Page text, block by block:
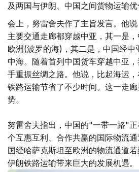
及两国与伊朗、中国之间货物运输优
会上，努雷舍夫作了主旨发言。他
主要交通走廊都穿越中亚，其一是
欧洲(波罗的海)，其二是，中国经中
中海。随着首列中国货车穿越中亚
手重振丝绸之路。他说，比起海运，
铁路运输节省了不少时间。这一走
势。
努雷舍夫指出，中国的"一带一路"
个互惠互利、合作共赢的国际物流
国经哈萨克斯坦至欧洲的物流通道
伊朗铁路运输带来巨大的发展机遇。